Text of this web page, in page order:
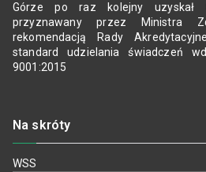
Górze po raz kolejny uzyskał
przyznawany przez Ministra
rekomendacją Rady
standard udzielania świadczeń
9001:2015
Na skróty
WSS